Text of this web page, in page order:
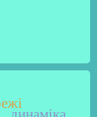
динаміка